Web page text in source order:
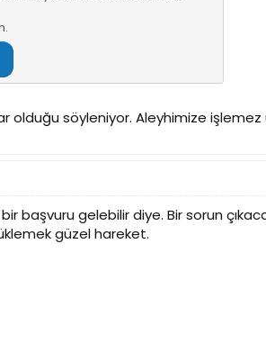
söyleniyor. Aleyhimize işlemez
başvuru gelebilir diye. Bir sorun
güzel hareket.